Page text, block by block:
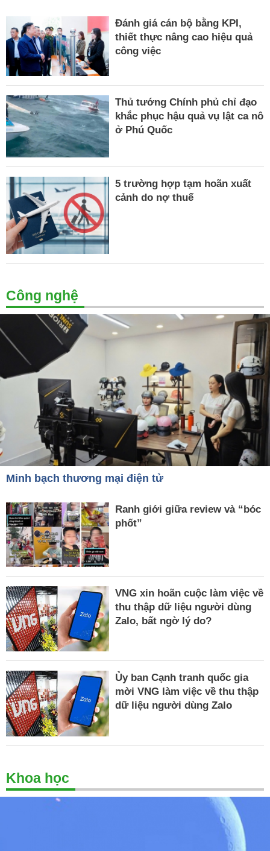
Đánh giá cán bộ bằng KPI,
thiết thực nâng cao hiệu quả
công việc
Thủ tướng Chính phủ chỉ đạo
khắc phục hậu quả vụ lật ca nô
ở Phú Quốc
5 trường hợp tạm hoãn xuất
cảnh do nợ thuế
Công nghệ
Minh bạch thương mại điện tử
Ranh giới giữa review và “bóc
phốt”
VNG xin hoãn cuộc làm việc về
thu thập dữ liệu người dùng
Zalo, bất ngờ lý do?
Ủy ban Cạnh tranh quốc gia
mời VNG làm việc về thu thập
dữ liệu người dùng Zalo
Khoa học